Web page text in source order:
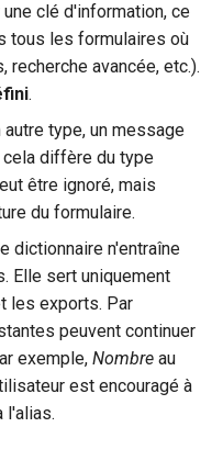
clé d'information, ce
tous les formulaires où
avancée, etc.).
.
type, un message
diffère du type
être ignoré, mais
du formulaire.
dictionnaire n'entraîne
Elle sert uniquement
les exports. Par
peuvent continuer
exemple, Nombre au
est encouragé à
l'alias.